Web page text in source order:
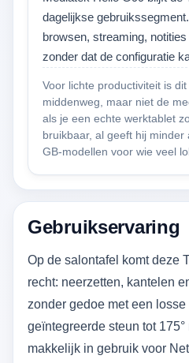
dagelijkse
browsen, streaming,
zonder dat de configuratie
Voor lichte productiviteit is
middenweg, maar niet de
als je een echte werktablet
bruikbaar, al geeft hij
GB-modellen voor wie veel
Gebruikservaring
Op de salontafel komt deze
recht: neerzetten, kantelen
zonder gedoe met een
geïntegreerde steun tot
makkelijk in gebruik voor